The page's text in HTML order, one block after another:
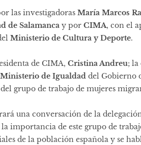
las investigadoras María Marcos
de Salamanca y por CIMA, con el
Ministerio de Cultura y Deporte.
de CIMA, Cristina Andreu; la
Ministerio de Igualdad del Gobierno
del grupo de trabajo de mujeres
una conversación de la
la importancia de este grupo de
de la población española y se